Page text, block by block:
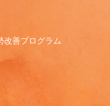
改善プログラム